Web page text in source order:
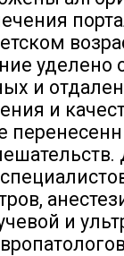
уделено
и
и
и